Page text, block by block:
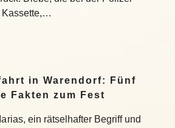
Kassette,…
in Warendorf: Fünf
Fakten zum Fest
ein rätselhafter Begriff und